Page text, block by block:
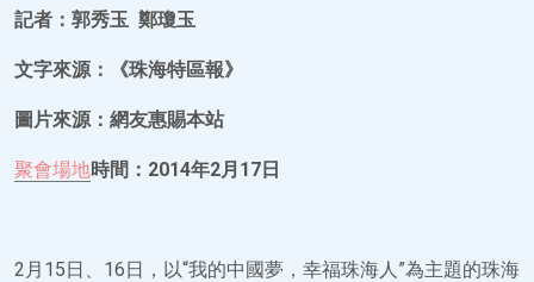
記者：郭秀玉 鄭瓊玉
文字來源：《珠海特區報》
圖片來源：網友惠賜本站
聚會場地時間：2014年2月17日
2月15日、16日，以“我的中國夢，幸福珠海人”為主題的珠海